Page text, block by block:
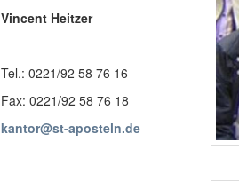
Vincent Heitzer
Tel.: 0221/92 58 76 16
Fax: 0221/92 58 76 18
kantor@st-aposteln.de